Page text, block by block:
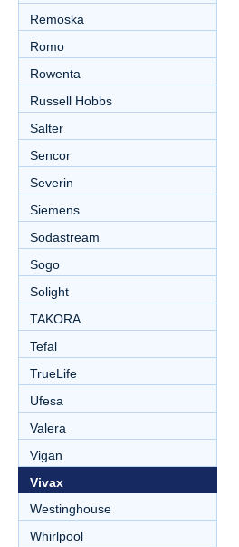
Remoska
Romo
Rowenta
Russell Hobbs
Salter
Sencor
Severin
Siemens
Sodastream
Sogo
Solight
TAKORA
Tefal
TrueLife
Ufesa
Valera
Vigan
Vivax
Westinghouse
Whirlpool